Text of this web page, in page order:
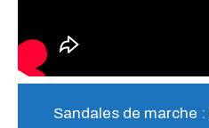
Sandales de marche